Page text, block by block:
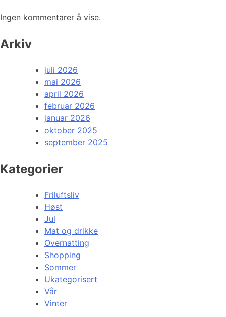
Ingen kommentarer å vise.
Arkiv
juli 2026
mai 2026
april 2026
februar 2026
januar 2026
oktober 2025
september 2025
Kategorier
Friluftsliv
Høst
Jul
Mat og drikke
Overnatting
Shopping
Sommer
Ukategorisert
Vår
Vinter